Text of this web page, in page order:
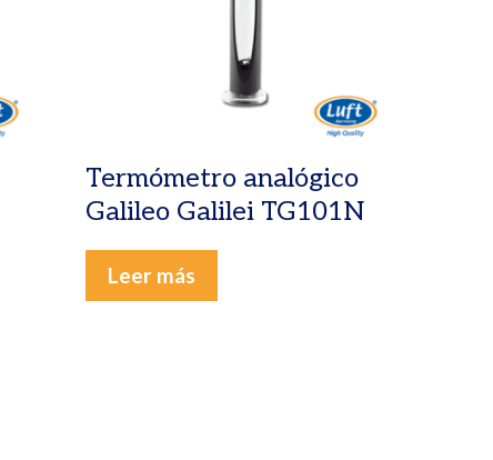
Termómetro analógico
Galileo Galilei TG101N
Leer más